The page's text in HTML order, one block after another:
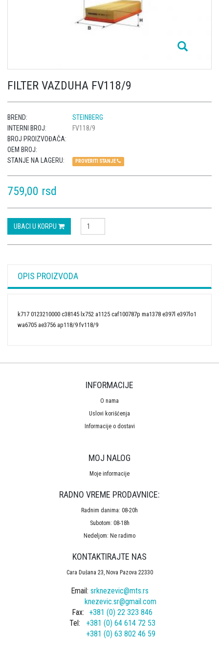
FILTER VAZDUHA FV118/9
BREND:
STEINBERG
INTERNI BROJ:
FV118/9
BROJ PROIZVOĐAČA:
OEM BROJ:
STANJE NA LAGERU:
PROVERITI STANJE
759,00 rsd
UBACI U KORPU
OPIS PROIZVODA
k717 0123210000 c38145 lx752 a1125 caf100787p ma1378 e397l e397lo1
wa6705 ae3756 ap118/9 fv118/9
INFORMACIJE
O nama
Uslovi korišćenja
Informacije o dostavi
MOJ NALOG
Moje informacije
RADNO VREME PRODAVNICE:
Radnim danima: 08-20h
Subotom: 08-18h
Nedeljom: Ne radimo
KONTAKTIRAJTE NAS
Cara Dušana 23, Nova Pazova 22330
Email: srknezevic@mts.rs
knezevic.sr@gmail.com
Fax:
+381 (0) 22 323 846
Tel:
+381 (0) 64 614 72 53
+381 (0) 63 802 46 59